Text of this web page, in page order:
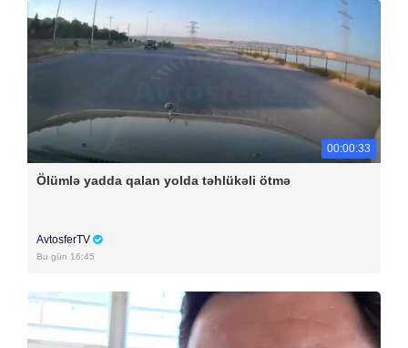
00:00:33
Ölümlə yadda qalan yolda təhlükəli ötmə
AvtosferTV
Bu gün 16:45